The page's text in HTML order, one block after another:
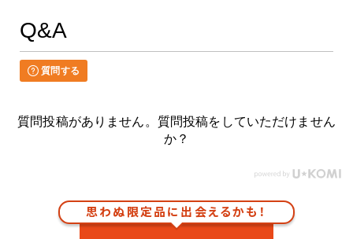
Q&A
質問する
質問投稿がありません。質問投稿をしていただけません
か？
思わぬ限定品に出会えるかも！